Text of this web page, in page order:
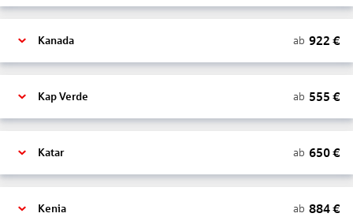
Kanada ab 922 €
Kap Verde ab 555 €
Katar ab 650€
Kenia ab 884€